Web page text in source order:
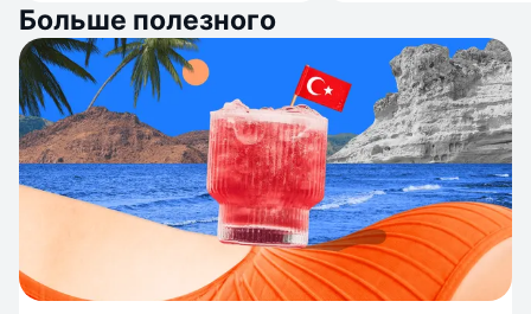
Больше полезного